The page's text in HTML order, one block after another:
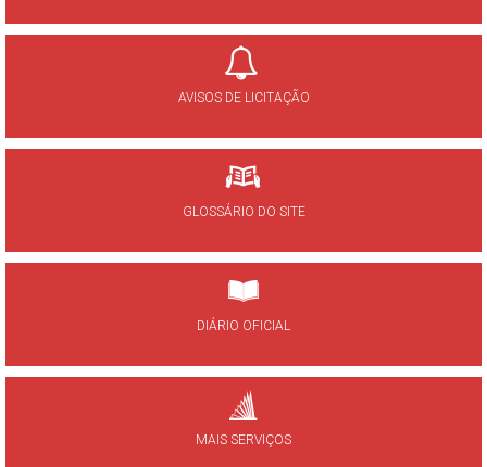
AVISOS DE LICITAÇÃO
GLOSSÁRIO DO SITE
DIÁRIO OFICIAL
MAIS SERVIÇOS